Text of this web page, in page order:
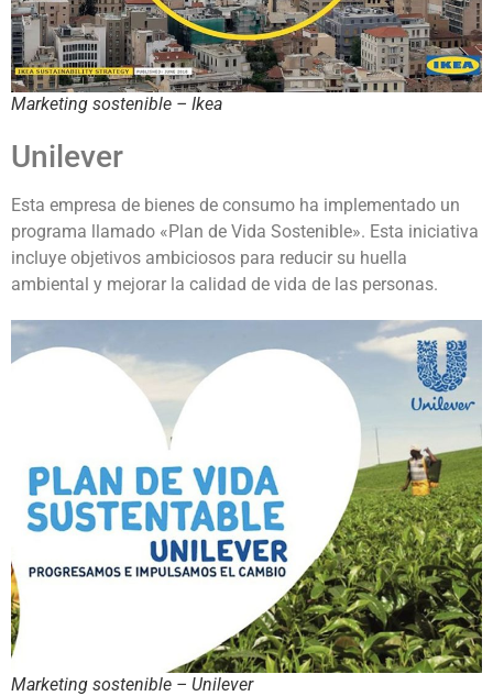
Marketing sostenible – Ikea
Unilever
Esta empresa de bienes de consumo ha implementado un
programa llamado «Plan de Vida Sostenible». Esta iniciativa
incluye objetivos ambiciosos para reducir su huella
ambiental y mejorar la calidad de vida de las personas.
Marketing sostenible – Unilever